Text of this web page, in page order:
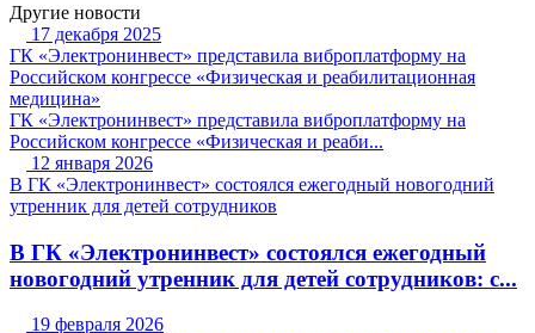
Другие новости
17 декабря 2025
ГК «Электронинвест» представила виброплатформу на
Российском конгрессе «Физическая и реабилитационная
медицина»
ГК «Электронинвест» представила виброплатформу на
Российском конгрессе «Физическая и реаби...
12 января 2026
В ГК «Электронинвест» состоялся ежегодный новогодний
утренник для детей сотрудников
В ГК «Электронинвест» состоялся ежегодный
новогодний утренник для детей сотрудников: с...
19 февраля 2026